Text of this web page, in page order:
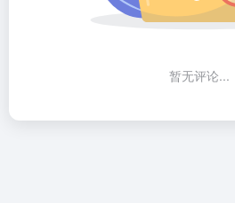
暂无评论...